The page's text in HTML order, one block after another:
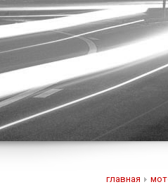
главная